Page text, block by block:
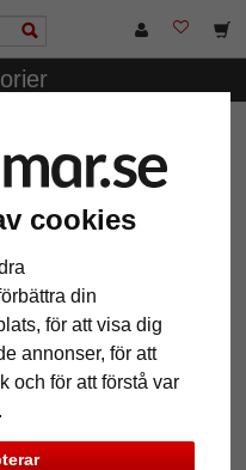
cookies
din
för att visa dig
annonser, för att
och för att förstå var
efter mått